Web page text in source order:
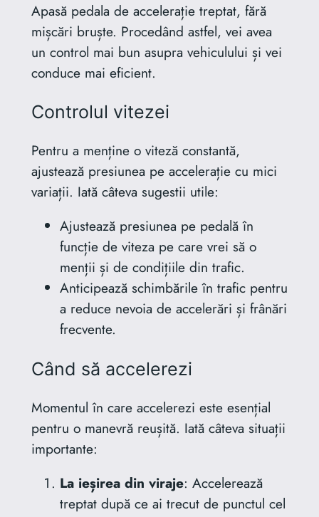
Apasă pedala de accelerație treptat, fără
mișcări bruște. Procedând astfel, vei avea
un control mai bun asupra vehiculului și vei
conduce mai eficient.
Controlul vitezei
Pentru a menține o viteză constantă,
ajustează presiunea pe accelerație cu mici
variații. Iată câteva sugestii utile:
Ajustează presiunea pe pedală în
funcție de viteza pe care vrei să o
menții și de condițiile din trafic.
Anticipează schimbările în trafic pentru
a reduce nevoia de accelerări și frânări
frecvente.
Când să accelerezi
Momentul în care accelerezi este esențial
pentru o manevră reușită. Iată câteva situații
importante:
La ieșirea din viraje: Accelerează
treptat după ce ai trecut de punctul cel